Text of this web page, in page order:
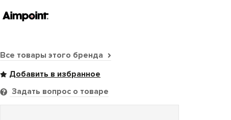
Все товары этого бренда
Задать вопрос о товаре